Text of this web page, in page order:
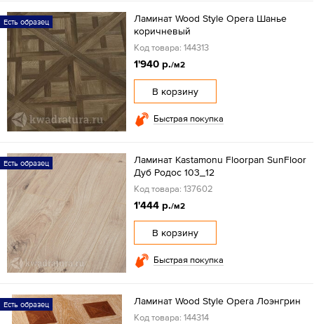
Есть образец
Ламинат Wood Style Opera Шанье
коричневый
Код товара: 144313
1'940 р./м2
В корзину
Быстрая покупка
Есть образец
Ламинат Kastamonu Floorpan SunFloor
Дуб Родос 103_12
Код товара: 137602
1'444 р./м2
В корзину
Быстрая покупка
Есть образец Ламинат Wood Style Opera Лоэнгрин
Код товара: 144314